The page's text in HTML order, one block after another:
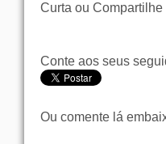
Curta ou Compartilhe
Conte aos seus
Ou comente lá